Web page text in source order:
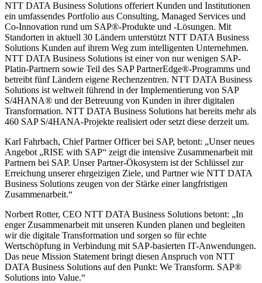
NTT DATA Business Solutions offeriert Kunden und Institutionen
ein umfassendes Portfolio aus Consulting, Managed Services und
Co-Innovation rund um SAP®-Produkte und -Lösungen. Mit
Standorten in aktuell 30 Ländern unterstützt NTT DATA Business
Solutions Kunden auf ihrem Weg zum intelligenten Unternehmen.
NTT DATA Business Solutions ist einer von nur wenigen SAP-
Platin-Partnern sowie Teil des SAP PartnerEdge®-Programms und
betreibt fünf Ländern eigene Rechenzentren. NTT DATA Business
Solutions ist weltweit führend in der Implementierung von SAP
S/4HANA® und der Betreuung von Kunden in ihrer digitalen
Transformation. NTT DATA Business Solutions hat bereits mehr als
460 SAP S/4HANA-Projekte realisiert oder setzt diese derzeit um.
Karl Fahrbach, Chief Partner Officer bei SAP, betont: „Unser neues
Angebot „RISE with SAP“ zeigt die intensive Zusammenarbeit mit
Partnern bei SAP. Unser Partner-Ökosystem ist der Schlüssel zur
Erreichung unserer ehrgeizigen Ziele, und Partner wie NTT DATA
Business Solutions zeugen von der Stärke einer langfristigen
Zusammenarbeit.“
Norbert Rotter, CEO NTT DATA Business Solutions betont: „In
enger Zusammenarbeit mit unseren Kunden planen und begleiten
wir die digitale Transformation und sorgen so für echte
Wertschöpfung in Verbindung mit SAP-basierten IT-Anwendungen.
Das neue Mission Statement bringt diesen Anspruch von NTT
DATA Business Solutions auf den Punkt: We Transform. SAP®
Solutions into Value.“